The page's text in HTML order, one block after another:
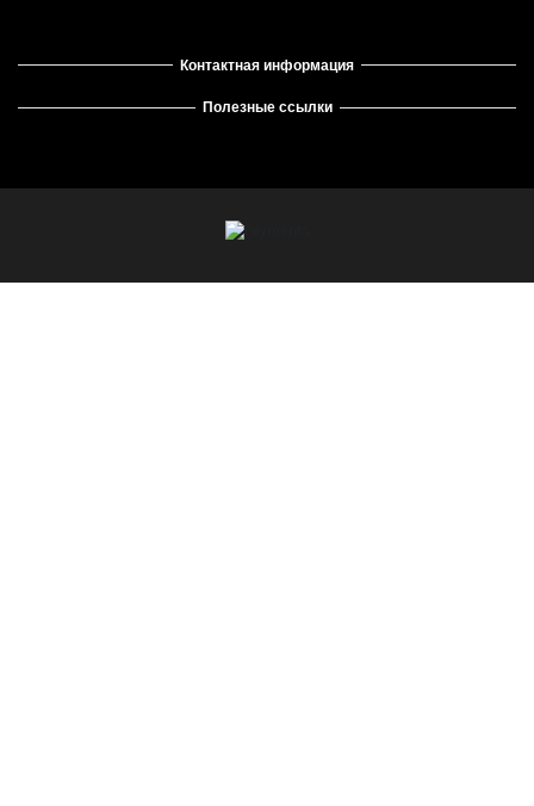
Контактная информация
Полезные ссылки